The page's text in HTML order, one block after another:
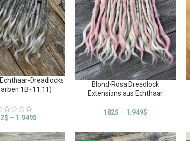
Dreadlocks
1B+11.11)
$ – 1.949$
Blond-Rosa Dreadlock
Extensions aus Echthaar
182$ – 1.949$